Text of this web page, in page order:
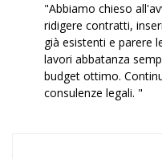
"Abbiamo chieso
ridigere contratti,
già esistenti e parere
lavori abbatanza
budget ottimo.
consulenze legali. "